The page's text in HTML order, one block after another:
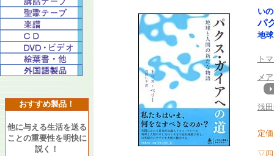
おすすめ製品！
他に与える生活を送る
ことの重要性を明快に
説く！
い
パ
地
ト
メ
浅
定
▽四